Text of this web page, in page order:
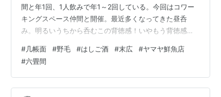
間と年1回、1人飲みで年1～2回している。今回はコワー
キングスペース仲間と開催。最近多くなってきた昼呑
み。明るいうちから呑むこの背徳感！いやもう背徳感は
な感じ） yoshiokaikkei.hatenablog.com六畳間（野毛）
この仲間とは野毛はしご酒前にラーメンを食うのだ。〆
ラーメンならぬ景気づけラーメン。別の仲間におススメ
してもらったラーメン店がたまたま野毛だったのでちょ
#几帳面 #野毛 #はしご酒 #末広 #ヤマヤ鮮魚店
#六畳間